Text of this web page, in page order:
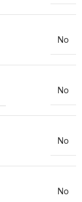
No
No
No
No